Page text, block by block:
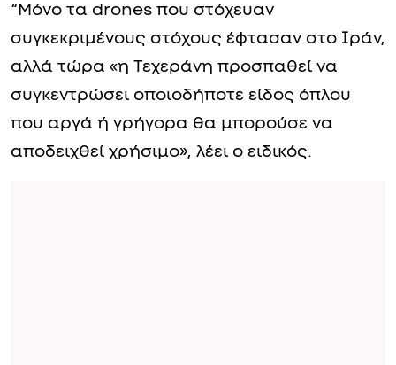
“Μόνο τα drones που στόχευαν
συγκεκριμένους στόχους έφτασαν στο Ιράν,
αλλά τώρα «η Τεχεράνη προσπαθεί να
συγκεντρώσει οποιοδήποτε είδος όπλου
που αργά ή γρήγορα θα μπορούσε να
αποδειχθεί χρήσιμο», λέει ο ειδικός.